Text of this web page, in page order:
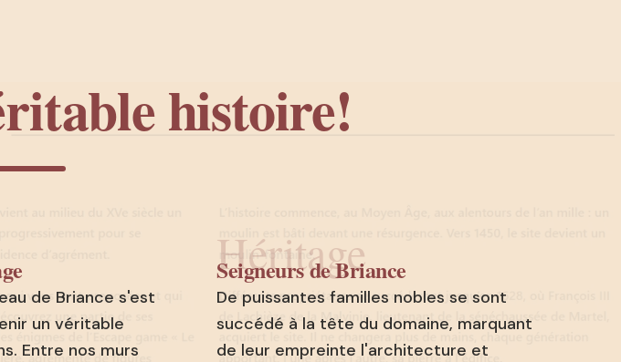
histoire!
de Briance s'est
un véritable
Entre nos murs
Héritage
Seigneurs de Briance
De puissantes familles nobles se sont
succédé à la tête du domaine, marquant
de leur empreinte l'architecture et